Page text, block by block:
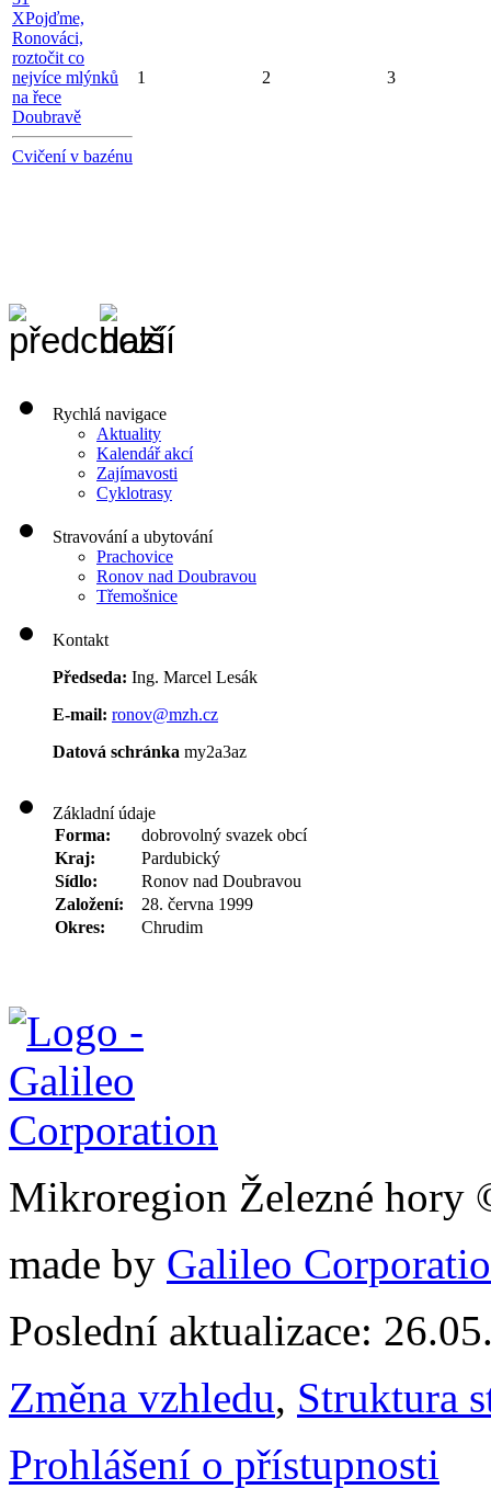
XPojďme,
Ronováci,
roztočit co
nejvíce mlýnků
na řece
Doubravě
Cvičení v bazénu
1 2 3
Rychlá navigace
Aktuality
Kalendář akcí
Zajímavosti
Cyklotrasy
Stravování a ubytování
Prachovice
Ronov nad Doubravou
Třemošnice
Kontakt
Předseda: Ing. Marcel Lesák
E-mail: ronov@mzh.cz
Datová schránka my2a3az
Základní údaje
Forma:
dobrovolný svazek obcí
Kraj:
Pardubický
Sídlo:
Ronov nad Doubravou
Založení:
28. června 1999
Okres:
Chrudim
Mikroregion Železné hory
made by Galileo
Poslední aktualizace:
Změna vzhledu, Struktura
Prohlášení o přístupnosti